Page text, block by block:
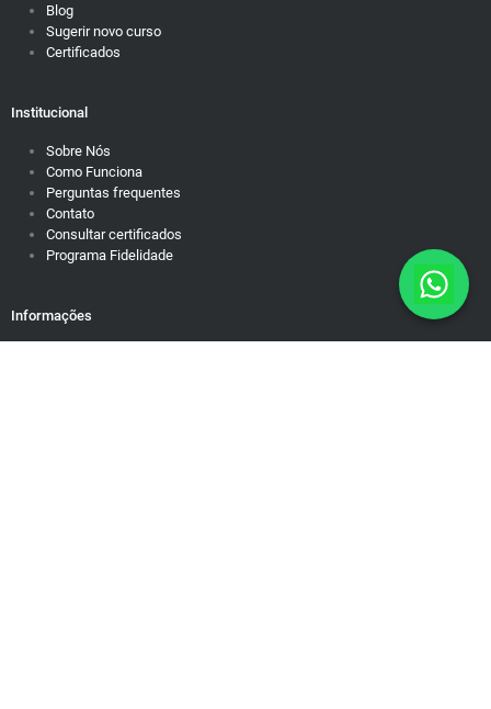
Blog
Sugerir novo curso
Certificados
Institucional
Sobre Nós
Como Funciona
Perguntas frequentes
Contato
Consultar certificados
Programa Fidelidade
Informações